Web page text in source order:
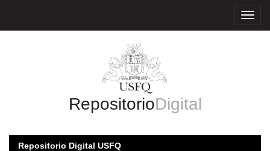
RepositorioDigital
Repositorio Digital USFQ